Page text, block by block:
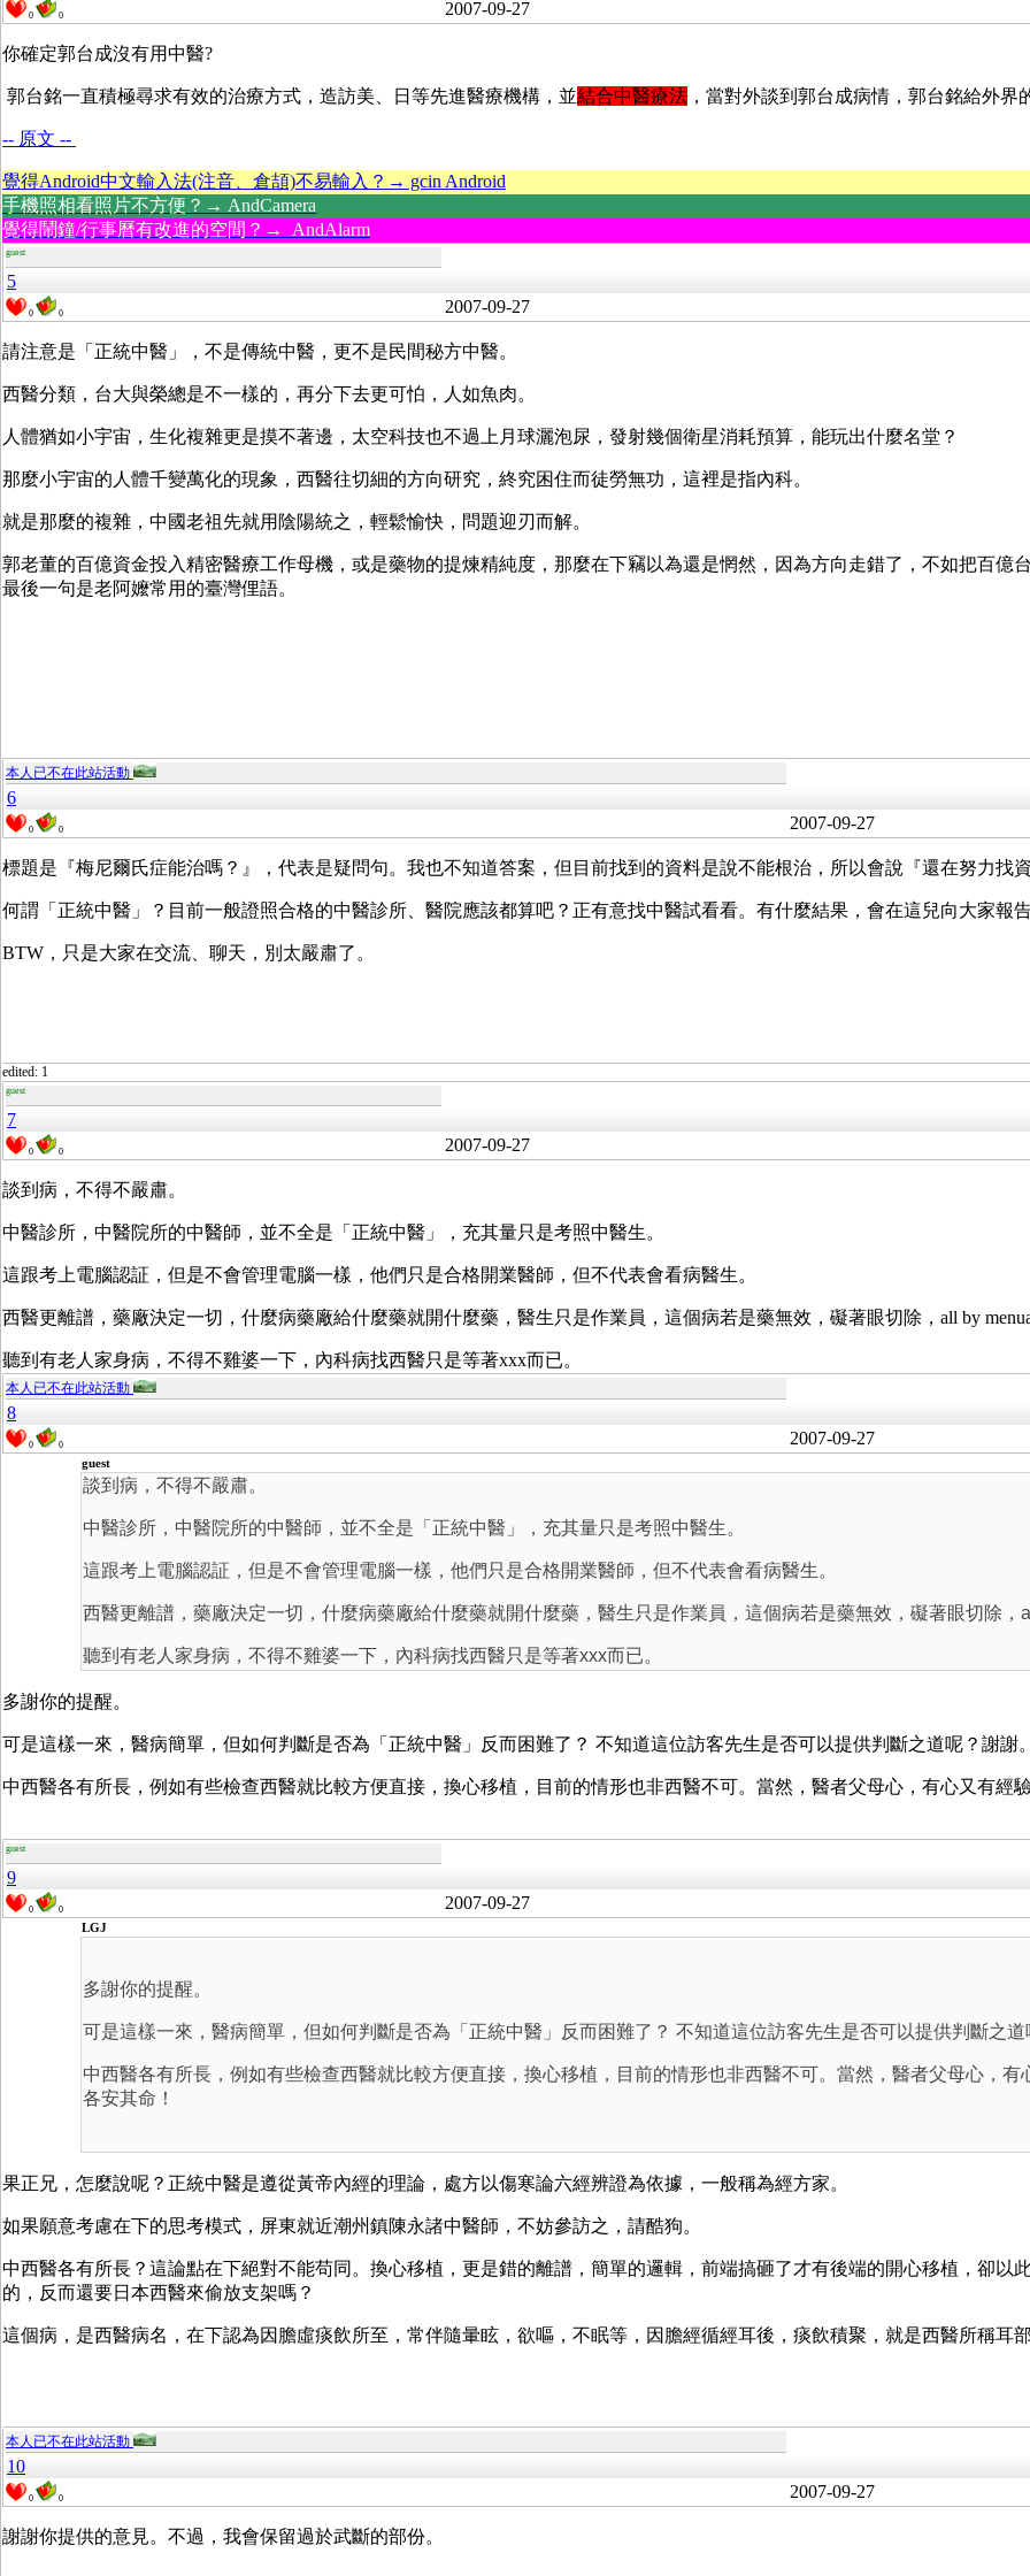
0 0 2007-09-27
你確定郭台成沒有用中醫?
郭台銘一直積極尋求有效的治療方式，造訪美、日等先進醫療機構，並結合中醫療法 ，當對外談到郭台成病情，郭台銘給外界
-- 原文 --
覺得Android中文輸入法(注音、倉頡)不易輸入？→ gcin Android
手機照相看照片不方便？→ AndCamera
覺得鬧鐘/行事曆有改進的空間？→ AndAlarm
guest
5
0 0 2007-09-27
請注意是「正統中醫」，不是傳統中醫，更不是民間秘方中醫。
西醫分類，台大與榮總是不一樣的，再分下去更可怕，人如魚肉。
人體猶如小宇宙，生化複雜更是摸不著邊，太空科技也不過上月球灑泡尿，發射幾個衛星消耗預算，能玩出什麼名堂？
那麼小宇宙的人體千變萬化的現象，西醫往切細的方向研究，終究困住而徒勞無功，這裡是指內科。
就是那麼的複雜，中國老祖先就用陰陽統之，輕鬆愉快，問題迎刃而解。
郭老董的百億資金投入精密醫療工作母機，或是藥物的提煉精純度，那麼在下竊以為還是惘然，因為方向走錯了，不如把百億
最後一句是老阿嬤常用的臺灣俚語。
本人已不在此站活動
6
0 0 2007-09-27
標題是『梅尼爾氏症能治嗎？』，代表是疑問句。我也不知道答案，但目前找到的資料是說不能根治，所以會說『還在努力找
何謂「正統中醫」？目前一般證照合格的中醫診所、醫院應該都算吧？正有意找中醫試看看。有什麼結果，會在這兒向大家報告
BTW，只是大家在交流、聊天，別太嚴肅了。
edited: 1
guest
7
0 0 2007-09-27
談到病，不得不嚴肅。
中醫診所，中醫院所的中醫師，並不全是「正統中醫」，充其量只是考照中醫生。
這跟考上電腦認証，但是不會管理電腦一樣，他們只是合格開業醫師，但不代表會看病醫生。
西醫更離譜，藥廠決定一切，什麼病藥廠給什麼藥就開什麼藥，醫生只是作業員，這個病若是藥無效，礙著眼切除，all by
聽到有老人家身病，不得不雞婆一下，內科病找西醫只是等著xxx而已。
本人已不在此站活動
8
0 0 2007-09-27
guest
談到病，不得不嚴肅。
中醫診所，中醫院所的中醫師，並不全是「正統中醫」，充其量只是考照中醫生。
這跟考上電腦認証，但是不會管理電腦一樣，他們只是合格開業醫師，但不代表會看病醫生。
西醫更離譜，藥廠決定一切，什麼病藥廠給什麼藥就開什麼藥，醫生只是作業員，這個病若是藥無效，礙著眼切除，
聽到有老人家身病，不得不雞婆一下，內科病找西醫只是等著xxx而已。
多謝你的提醒。
可是這樣一來，醫病簡單，但如何判斷是否為「正統中醫」反而困難了？ 不知道這位訪客先生是否可以提供判斷之道呢？謝謝。
中西醫各有所長，例如有些檢查西醫就比較方便直接，換心移植，目前的情形也非西醫不可。當然，醫者父母心，有心又有經
guest
9
0 0 2007-09-27
LGJ
多謝你的提醒。
可是這樣一來，醫病簡單，但如何判斷是否為「正統中醫」反而困難了？ 不知道這位訪客先生是否可以提供判斷之道
中西醫各有所長，例如有些檢查西醫就比較方便直接，換心移植，目前的情形也非西醫不可。當然，醫者父母心，有
各安其命！
果正兄，怎麼說呢？正統中醫是遵從黃帝內經的理論，處方以傷寒論六經辨證為依據，一般稱為經方家。
如果願意考慮在下的思考模式，屏東就近潮州鎮陳永諸中醫師，不妨參訪之，請酷狗。
中西醫各有所長？這論點在下絕對不能苟同。換心移植，更是錯的離譜，簡單的邏輯，前端搞砸了才有後端的開心移植，卻以
的，反而還要日本西醫來偷放支架嗎？
這個病，是西醫病名，在下認為因膽虛痰飲所至，常伴隨暈眩，欲嘔，不眠等，因膽經循經耳後，痰飲積聚，就是西醫所稱耳
本人已不在此站活動
10
0 0 2007-09-27
謝謝你提供的意見。不過，我會保留過於武斷的部份。